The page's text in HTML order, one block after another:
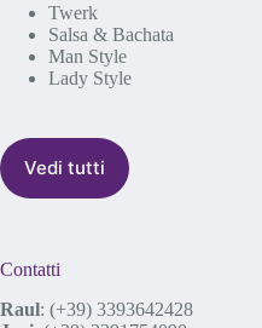
Twerk
Salsa & Bachata
Man Style
Lady Style
Vedi tutti
Contatti
Raul: (+39) 3393642428